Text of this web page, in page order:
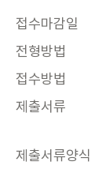
접수마감일
전형방법
접수방법
제출서류
제출서류양식